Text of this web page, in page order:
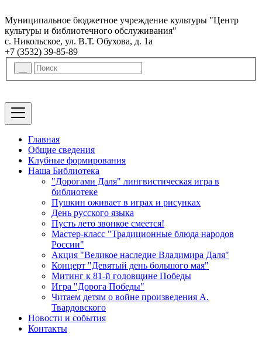
Муниципальное бюджетное учреждение культуры "Центр
культуры и библиотечного обслуживания"
с. Никольское, ул. В.Т. Обухова, д. 1а
+7 (3532) 39-85-89
Главная
Общие сведения
Клубные формирования
Наша Библиотека
"Дорогами Даля" лингвистическая игра в
библиотеке
Пушкин оживает в играх и рисунках
День русского языка
Пусть лето звонкое смеется!
Мастер-класс "Традиционные блюда народов
России"
Акция "Великое наследие Владимира Даля"
Концерт "Девятый день большого мая"
Митинг к 81-й годовщине Победы
Игра "Дорога Победы"
Читаем детям о войне произведения А.
Твардовского
Новости и события
Контакты